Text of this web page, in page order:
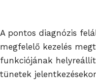
A pontos diagnózis
megfelelő kezelés
funkciójának
tünetek